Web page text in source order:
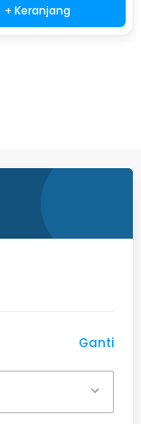
+ Keranjang
Ganti